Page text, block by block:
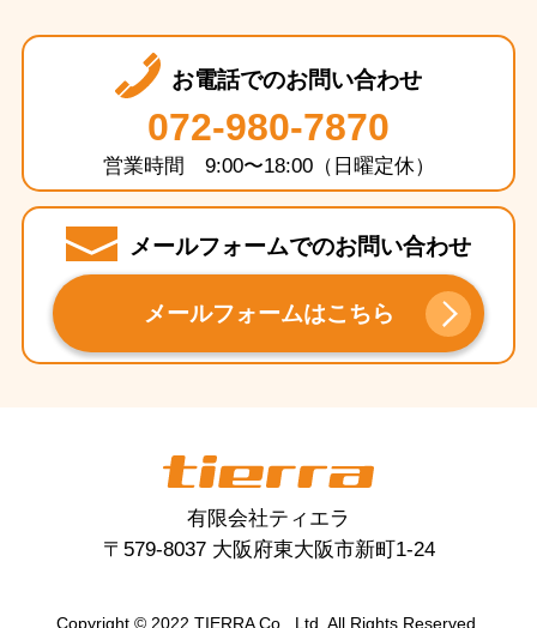
お電話でのお問い合わせ
072-980-7870
営業時間 9:00〜18:00（日曜定休）
メールフォームでのお問い合わせ
メールフォームはこちら
tierra
有限会社ティエラ
〒579-8037 大阪府東大阪市新町1-24
Copyright © 2022 TIERRA Co., Ltd. All Rights Reserved.